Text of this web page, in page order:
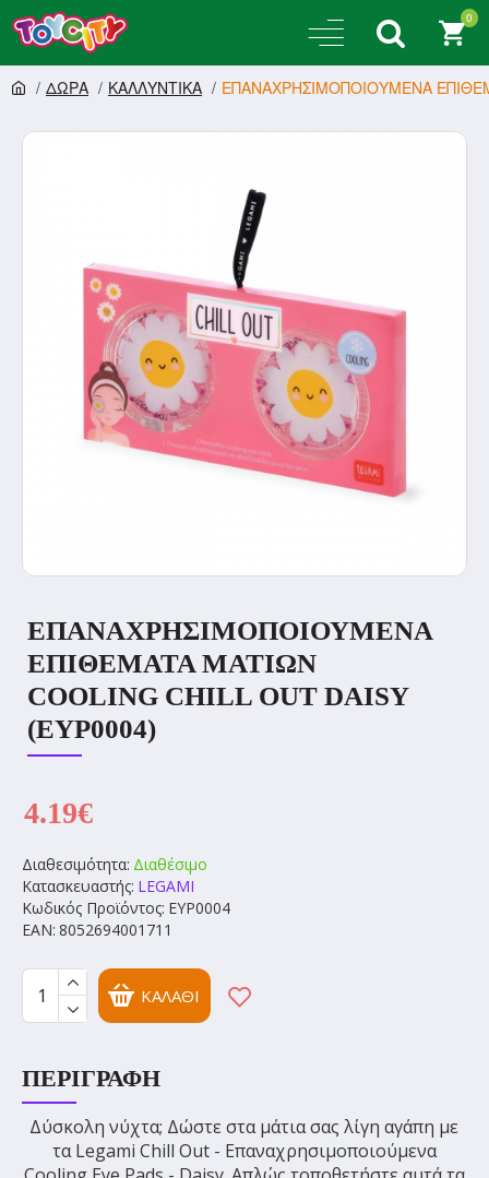
0
ΔΩΡΑ ΚΑΛΛΥΝΤΙΚΑ ΕΠΑΝΑΧΡΗΣΙΜΟΠΟΙΟΥΜΕΝΑ
ΕΠΑΝΑΧΡΗΣΙΜΟΠΟΙΟΥΜΕΝΑ
ΕΠΙΘΕΜΑΤΑ ΜΑΤΙΩΝ
COOLING CHILL OUT DAISY
(EYP0004)
Διαθεσιμότητα: Διαθέσιμο
Κατασκευαστής: LEGAMI
Κωδικός Προϊόντος: EYP0004
EAN: 8052694001711
4.19€
ΚΑΛΆΘΙ
ΠΕΡΙΓΡΑΦΉ
Δύσκολη νύχτα; Δώστε στα μάτια σας λίγη αγάπη με
τα Legami Chill Out - Επαναχρησιμοποιούμενα